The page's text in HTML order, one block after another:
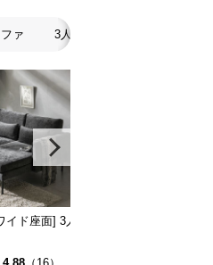
ァ 3人掛けソファ
リクライニング
ァベッド リクライニング 天然木フレ
イド座面] 3人掛けカウチソファ ブラ